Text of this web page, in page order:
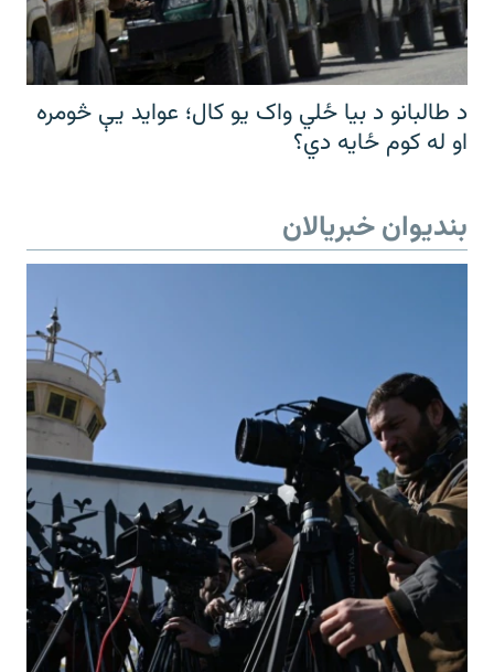
د طالبانو د بیا ځلي واک یو کال؛ عواید یې څومره
او له کوم ځایه دي؟
بندیوان خبریالان